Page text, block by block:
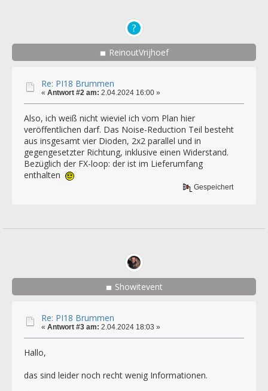
ReinoutVrijhoef
Re: PI18 Brummen
« Antwort #2 am: 2.04.2024 16:00 »
Also, ich weiß nicht wieviel ich vom Plan hier
veröffentlichen darf. Das Noise-Reduction Teil besteht
aus insgesamt vier Dioden, 2x2 parallel und in
gegengesetzter Richtung, inklusive einen Widerstand.
Bezüglich der FX-loop: der ist im Lieferumfang
enthalten
Gespeichert
Showitevent
Re: PI18 Brummen
« Antwort #3 am: 2.04.2024 18:03 »
Hallo,
das sind leider noch recht wenig Informationen.